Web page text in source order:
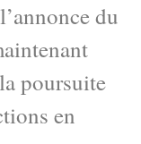
du
poursuite
en